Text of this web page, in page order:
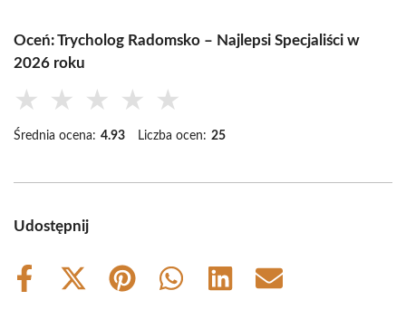
Oceń: Trycholog Radomsko – Najlepsi Specjaliści w
2026 roku
★ ★ ★ ★ ★
Średnia ocena: 4.93 Liczba ocen: 25
Udostępnij
Share
Share
Share
Share
Share
Share